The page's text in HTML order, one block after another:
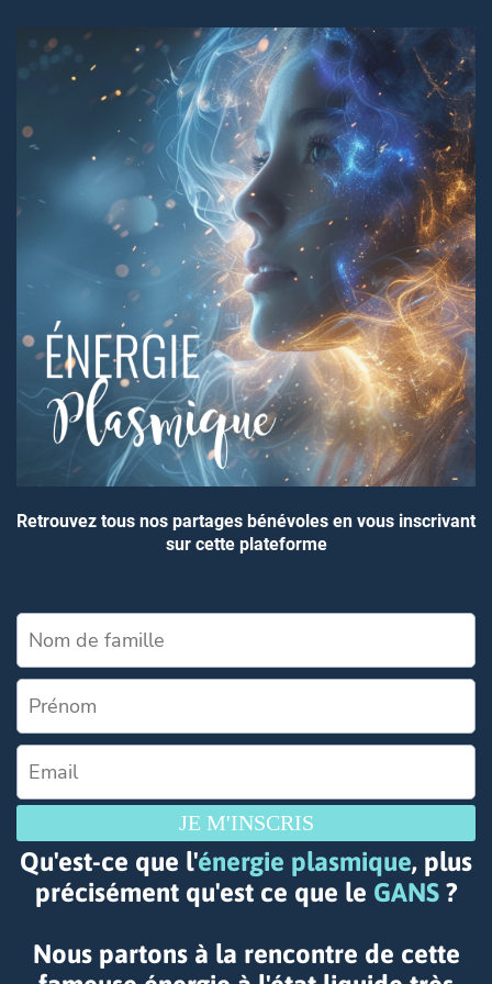
Retrouvez tous nos partages bénévoles en vous inscrivant
sur cette plateforme
JE M'INSCRIS
Qu'est-ce que l'énergie plasmique, plus
précisément qu'est ce que le GANS ?
Nous partons à la rencontre de cette